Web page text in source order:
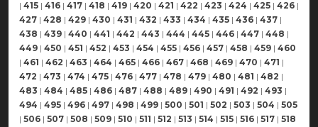
| 415 | 416 | 417 | 418 | 419 | 420 | 421 | 422 | 423 | 424 | 425 | 426 |
427 | 428 | 429 | 430 | 431 | 432 | 433 | 434 | 435 | 436 | 437 |
438 | 439 | 440 | 441 | 442 | 443 | 444 | 445 | 446 | 447 | 448 |
449 | 450 | 451 | 452 | 453 | 454 | 455 | 456 | 457 | 458 | 459 | 460
| 461 | 462 | 463 | 464 | 465 | 466 | 467 | 468 | 469 | 470 | 471 |
472 | 473 | 474 | 475 | 476 | 477 | 478 | 479 | 480 | 481 | 482 |
483 | 484 | 485 | 486 | 487 | 488 | 489 | 490 | 491 | 492 | 493 |
494 | 495 | 496 | 497 | 498 | 499 | 500 | 501 | 502 | 503 | 504 | 505
| 506 | 507 | 508 | 509 | 510 | 511 | 512 | 513 | 514 | 515 | 516 | 517 | 518